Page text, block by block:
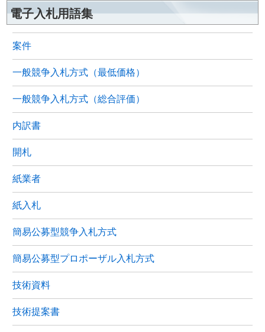
電子入札用語集
案件
一般競争入札方式（最低価格）
一般競争入札方式（総合評価）
内訳書
開札
紙業者
紙入札
簡易公募型競争入札方式
簡易公募型プロポーザル入札方式
技術資料
技術提案書